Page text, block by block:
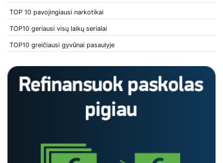
TOP 10 pavojingiausi narkotikai
TOP10 geriausi visų laikų serialai
TOP10 greičiausi gyvūnai pasaulyje